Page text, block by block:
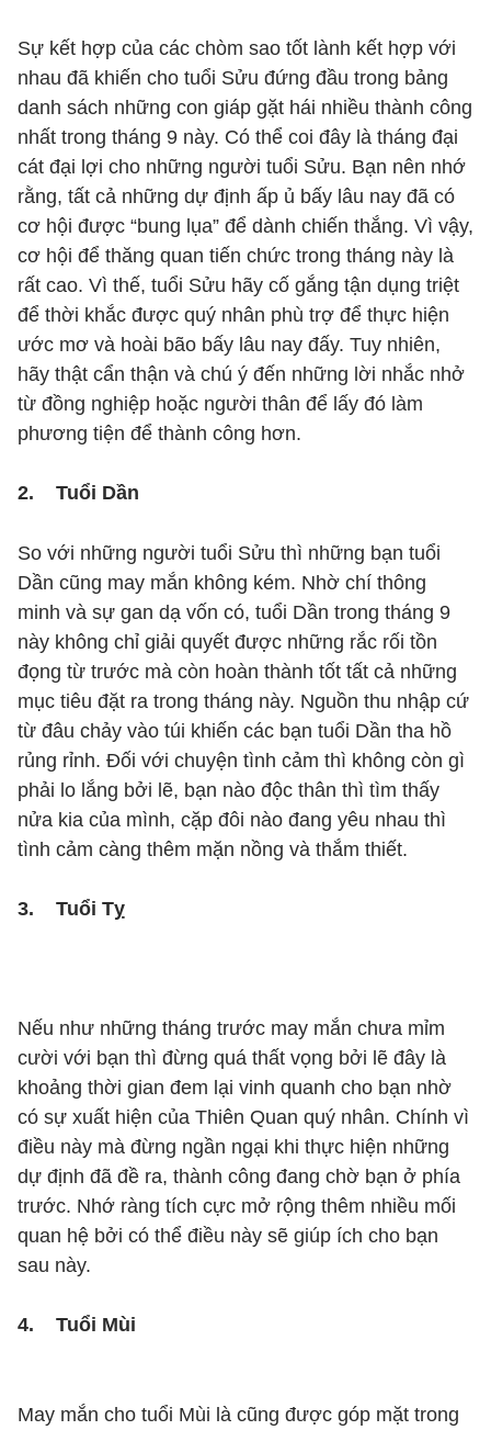
Sự kết hợp của các chòm sao tốt lành kết hợp với
nhau đã khiến cho tuổi Sửu đứng đầu trong bảng
danh sách những con giáp gặt hái nhiều thành công
nhất trong tháng 9 này. Có thể coi đây là tháng đại
cát đại lợi cho những người tuổi Sửu. Bạn nên nhớ
rằng, tất cả những dự định ấp ủ bấy lâu nay đã có
cơ hội được “bung lụa” để dành chiến thắng. Vì vậy,
cơ hội để thăng quan tiến chức trong tháng này là
rất cao. Vì thế, tuổi Sửu hãy cố gắng tận dụng triệt
để thời khắc được quý nhân phù trợ để thực hiện
ước mơ và hoài bão bấy lâu nay đấy. Tuy nhiên,
hãy thật cẩn thận và chú ý đến những lời nhắc nhở
từ đồng nghiệp hoặc người thân để lấy đó làm
phương tiện để thành công hơn.
2. Tuổi Dần
So với những người tuổi Sửu thì những bạn tuổi
Dần cũng may mắn không kém. Nhờ chí thông
minh và sự gan dạ vốn có, tuổi Dần trong tháng 9
này không chỉ giải quyết được những rắc rối tồn
đọng từ trước mà còn hoàn thành tốt tất cả những
mục tiêu đặt ra trong tháng này. Nguồn thu nhập cứ
từ đâu chảy vào túi khiến các bạn tuổi Dần tha hồ
rủng rỉnh. Đối với chuyện tình cảm thì không còn gì
phải lo lắng bởi lẽ, bạn nào độc thân thì tìm thấy
nửa kia của mình, cặp đôi nào đang yêu nhau thì
tình cảm càng thêm mặn nồng và thắm thiết.
3. Tuổi Tỵ
Nếu như những tháng trước may mắn chưa mỉm
cười với bạn thì đừng quá thất vọng bởi lẽ đây là
khoảng thời gian đem lại vinh quanh cho bạn nhờ
có sự xuất hiện của Thiên Quan quý nhân. Chính vì
điều này mà đừng ngần ngại khi thực hiện những
dự định đã đề ra, thành công đang chờ bạn ở phía
trước. Nhớ ràng tích cực mở rộng thêm nhiều mối
quan hệ bởi có thể điều này sẽ giúp ích cho bạn
sau này.
4. Tuổi Mùi
May mắn cho tuổi Mùi là cũng được góp mặt trong